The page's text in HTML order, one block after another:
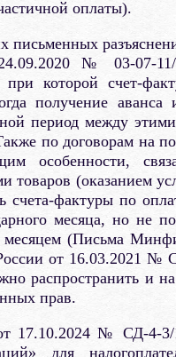
оплаты).
письменных
№ 03-07-
при которой счет-
получение
период между
по договорам на
особенности,
товаров (оказанием
счета-фактуры по
месяца, но не
(Письма
от 16.03.2021 №
распространить и
прав.
17.10.2024 № СД-4-3/
для